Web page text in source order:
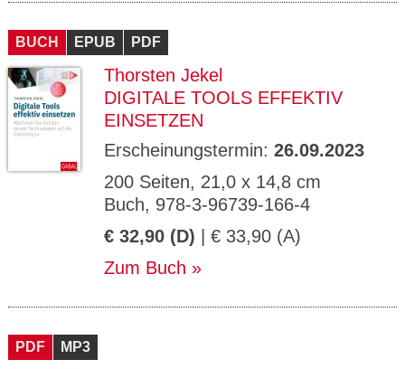
BUCH EPUB PDF
Thorsten Jekel
DIGITALE TOOLS EFFEKTIV
EINSETZEN
Erscheinungstermin: 26.09.2023
200 Seiten, 21,0 x 14,8 cm
Buch, 978-3-96739-166-4
€ 32,90 (D) | € 33,90 (A)
Zum Buch
PDF MP3